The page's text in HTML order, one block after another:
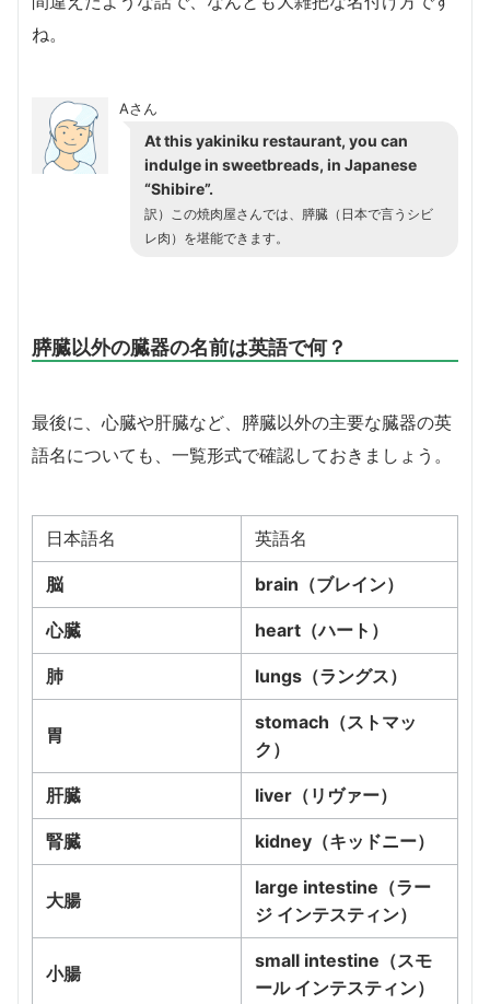
ね。
Aさん
At this yakiniku restaurant, you can
indulge in sweetbreads, in Japanese
“Shibire”.
訳）この焼肉屋さんでは、膵臓（日本で言うシビ
レ肉）を堪能できます。
膵臓以外の臓器の名前は英語で何？
最後に、心臓や肝臓など、膵臓以外の主要な臓器の英
語名についても、一覧形式で確認しておきましょう。
日本語名 英語名
脳 brain（ブレイン）
心臓 heart（ハート）
肺 lungs（ラングス）
胃
stomach（ストマッ
ク）
肝臓 liver（リヴァー）
腎臓 kidney（キッドニー）
大腸
large intestine（ラー
ジ インテスティン）
小腸
small intestine（スモ
ール インテスティン）